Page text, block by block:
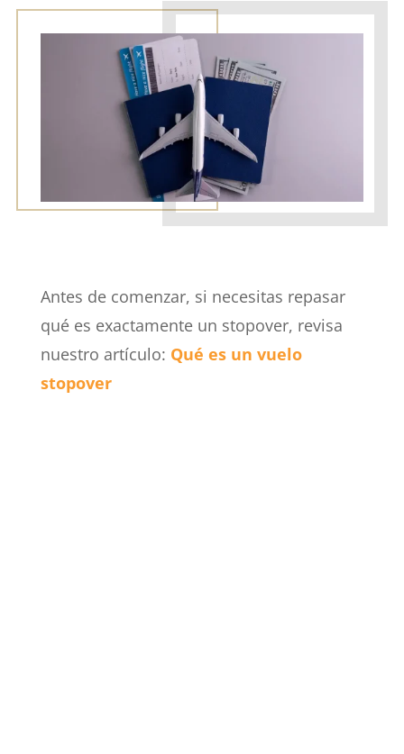
Antes de comenzar, si necesitas repasar
qué es exactamente un stopover, revisa
nuestro artículo: Qué es un vuelo
stopover